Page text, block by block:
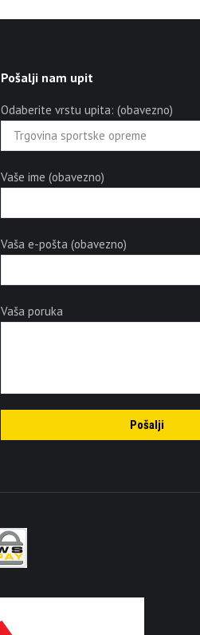
Pošalji nam upit
Odaberite vrstu upita: (obavezno)
Vaše ime (obavezno)
Vaša e-pošta (obavezno)
Vaša poruka